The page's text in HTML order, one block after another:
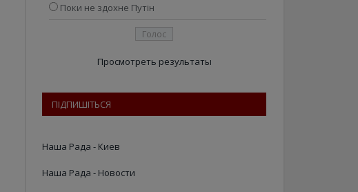
Поки не здохне Путін
Просмотреть результаты
ПІДПИШІТЬСЯ
Наша Рада - Киев
Наша Рада - Новости